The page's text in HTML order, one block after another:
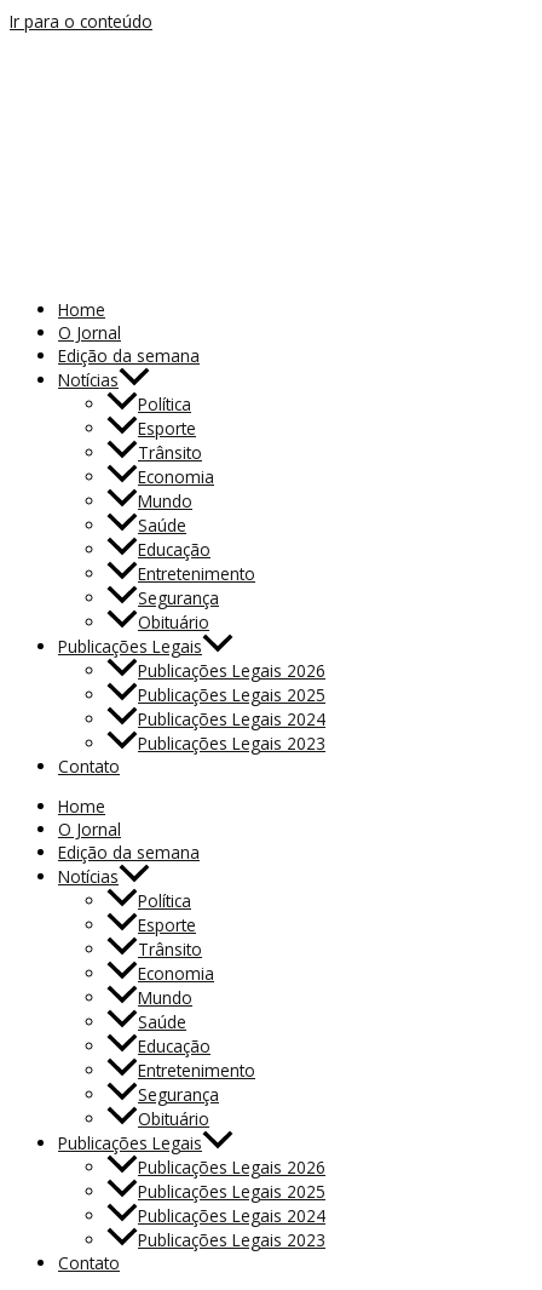
Ir para o conteúdo
Home
O Jornal
Edição da semana
Notícias
Política
Esporte
Trânsito
Economia
Mundo
Saúde
Educação
Entretenimento
Segurança
Obituário
Publicações Legais
Publicações Legais 2026
Publicações Legais 2025
Publicações Legais 2024
Publicações Legais 2023
Contato
Home
O Jornal
Edição da semana
Notícias
Política
Esporte
Trânsito
Economia
Mundo
Saúde
Educação
Entretenimento
Segurança
Obituário
Publicações Legais
Publicações Legais 2026
Publicações Legais 2025
Publicações Legais 2024
Publicações Legais 2023
Contato